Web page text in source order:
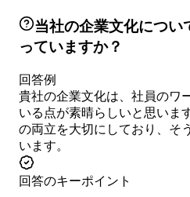
当社の企業文化につい
っていますか？
回答例
貴社の企業文化は、社員のワ
いる点が素晴らしいと思いま
の両立を大切にしており、そ
います。
回答のキーポイント